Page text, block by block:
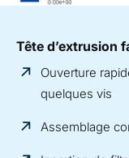
Tête d’extrusion
Ouverture
quelques vis
Assemblage